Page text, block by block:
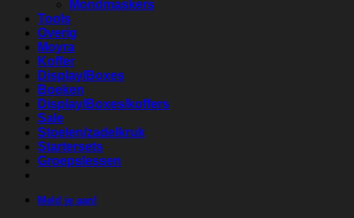
Mondmaskers
Tools
Overig
Moyra
Koffer
Display/Boxes
Boeken
Display/Boxes/koffers
Sale
Stoelen/zadelkruk
Startersets
Groepslessen
Meld je aan!